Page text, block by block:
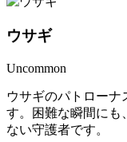
ウサギ
Uncommon
ウサギのパトローナ
す。困難な瞬間にも
ない守護者です。